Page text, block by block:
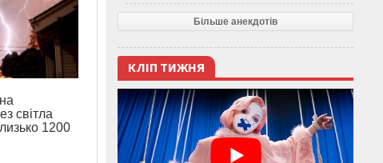
світла
1200
Більше анекдотів
КЛІП ТИЖНЯ